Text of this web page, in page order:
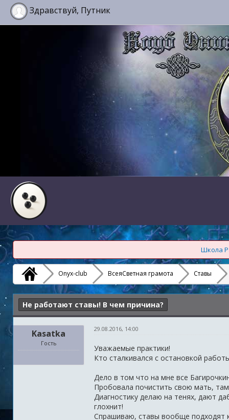
Здравствуй, Путник
Школа
Onyx-club ВсеяСветная грамота Ставы
Не работают ставы! В чем причина?
Kasatka
Гость
29.08.2016, 14:00
Уважаемые практики!
Кто сталкивался с остановкой
Дело в том что на мне все
Пробовала почистить свою мать,
Диагностику делаю на тенях, дают
глохнит!
Спрашиваю, ставы вообще подходят